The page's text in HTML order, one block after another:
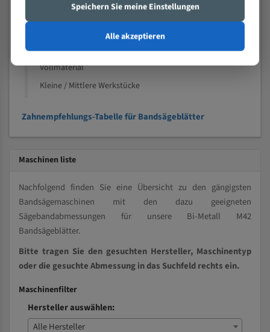
Nichteisenmetalle
Speziell entwickelt für Profile / Rohre
Vollmaterial
Kleine / Mittlere Werkstücke
Zahnempfehlungs-Tabelle für Bandsägeblätter
Maschinen liste
Nachfolgend finden Sie eine Übersicht zu den gängigsten
Bandsägemaschinen mit den dazu geeigneten
Sägebandabmessungen für unsere Bi-Metall M42
Bandsägeblätter.
Bitte tragen Sie den gesuchten Hersteller, Maschinentyp
oder die gesuchte Abmessung in das Suchfeld rechts ein.
Maschinenfilter
Hersteller auswählen:
Alle Hersteller
Speichern Sie meine Einstellungen
Alle akzeptieren